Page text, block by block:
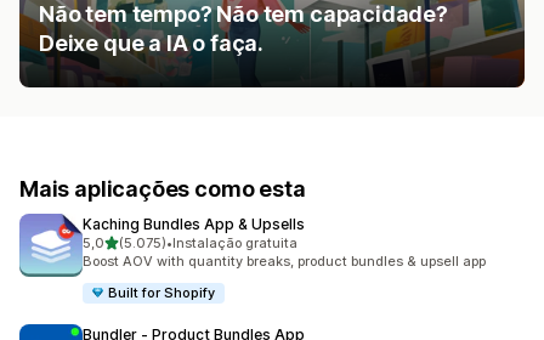
Não tem tempo? Não tem capacidade?
Deixe que a IA o faça.
Mais aplicações como esta
Kaching Bundles App & Upsells
5,0de 5 estrelas
(5.075)
5075 total de avaliações
•Instalação gratuita
Boost AOV with quantity breaks, product bundles & upsell app
Built for Shopify
Bundler ‑ Product Bundles App